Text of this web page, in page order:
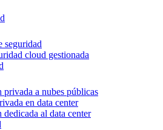
seguridad
cloud gestionada
privada a nubes públicas
en data center
dedicada al data center